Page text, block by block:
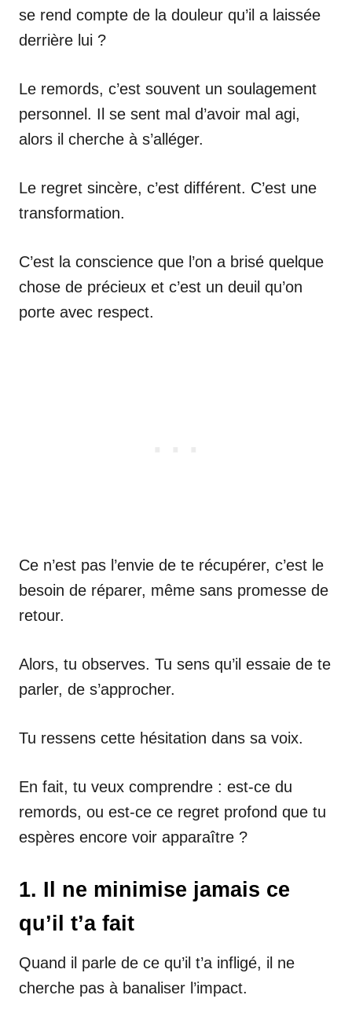
se rend compte de la douleur qu’il a laissée
derrière lui ?
Le remords, c’est souvent un soulagement
personnel. Il se sent mal d’avoir mal agi,
alors il cherche à s’alléger.
Le regret sincère, c’est différent. C’est une
transformation.
C’est la conscience que l’on a brisé quelque
chose de précieux et c’est un deuil qu’on
porte avec respect.
Ce n’est pas l’envie de te récupérer, c’est le
besoin de réparer, même sans promesse de
retour.
Alors, tu observes. Tu sens qu’il essaie de te
parler, de s’approcher.
Tu ressens cette hésitation dans sa voix.
En fait, tu veux comprendre : est-ce du
remords, ou est-ce ce regret profond que tu
espères encore voir apparaître ?
1. Il ne minimise jamais ce
qu’il t’a fait
Quand il parle de ce qu’il t’a infligé, il ne
cherche pas à banaliser l’impact.